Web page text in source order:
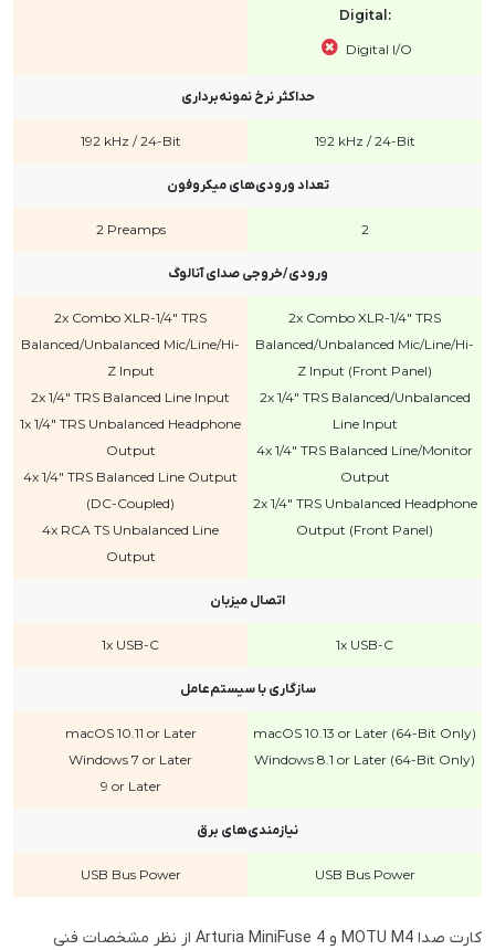
Digital:
Digital I/O
حداکثر نرخ نمونه‌برداری
192 kHz / 24-Bit
192 kHz / 24-Bit
تعداد ورودی‌های میکروفون
2
2 Preamps
ورودی/خروجی صدای آنالوگ
2x Combo XLR-1/4" TRS
Balanced/Unbalanced Mic/Line/Hi-
Z Input (Front Panel)
2x 1/4" TRS Balanced/Unbalanced
Line Input
4x 1/4" TRS Balanced Line/Monitor
Output
2x 1/4" TRS Unbalanced Headphone
Output (Front Panel)
2x Combo XLR-1/4" TRS
Balanced/Unbalanced Mic/Line/Hi-
Z Input
2x 1/4" TRS Balanced Line Input
1x 1/4" TRS Unbalanced Headphone
Output
4x 1/4" TRS Balanced Line Output
(DC-Coupled)
4x RCA TS Unbalanced Line
Output
اتصال میزبان
1x USB-C
1x USB-C
سازگاری با سیستم‌عامل
macOS 10.13 or Later (64-Bit Only)
Windows 8.1 or Later (64-Bit Only)
macOS 10.11 or Later
Windows 7 or Later
9 or Later
نیازمندی‌های برق
USB Bus Power
USB Bus Power
کارت صدا MOTU M4 و Arturia MiniFuse 4 از نظر مشخصات فنی